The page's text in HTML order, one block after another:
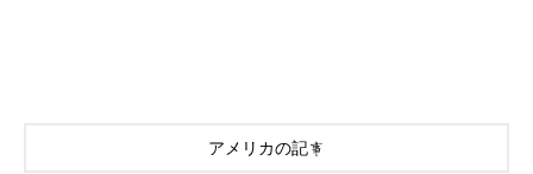
アメリカの記事